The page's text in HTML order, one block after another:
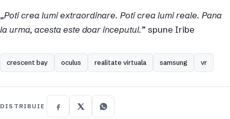
„Poti crea lumi extraordinare. Poti crea lumi reale. Pana
la urma, acesta este doar inceputul.” spune Iribe
crescent bay oculus realitate virtuala samsung vr
DISTRIBUIE